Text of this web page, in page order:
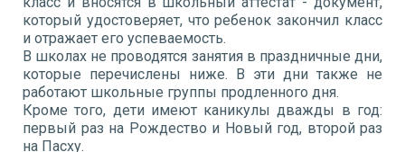
который удостоверяет, что ребенок закончил класс
и отражает его успеваемость.
В школах не проводятся занятия в праздничные дни,
которые перечислены ниже. В эти дни также не
работают школьные группы продленного дня.
Кроме того, дети имеют каникулы дважды в год:
первый раз на Рождество и Новый год, второй раз
на Пасху.